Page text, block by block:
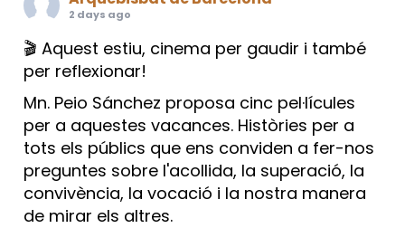
2 days ago
🎬 Aquest estiu, cinema per gaudir i també
per reflexionar!
Mn. Peio Sánchez proposa cinc pel·lícules
per a aquestes vacances. Històries per a
tots els públics que ens conviden a fer-nos
preguntes sobre l'acollida, la superació, la
convivència, la vocació i la nostra manera
de mirar els altres.